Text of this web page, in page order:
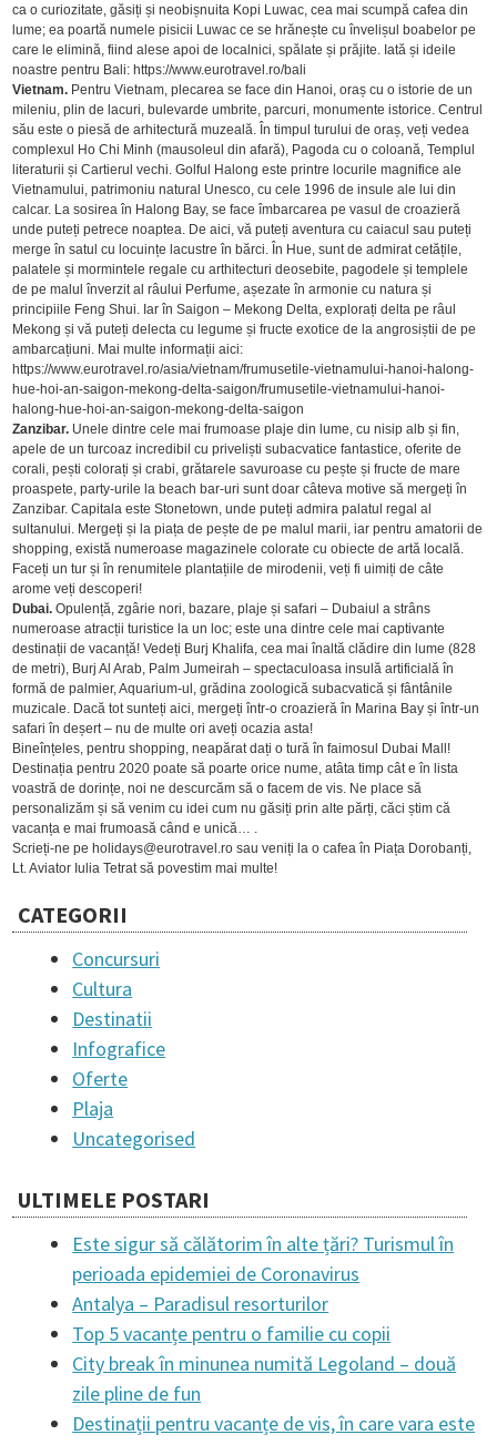
ca o curiozitate, găsiți și neobișnuita Kopi Luwac, cea mai scumpă cafea din
lume; ea poartă numele pisicii Luwac ce se hrănește cu învelișul boabelor pe
care le elimină, fiind alese apoi de localnici, spălate și prăjite. Iată și ideile
noastre pentru Bali: https://www.eurotravel.ro/bali
Vietnam. Pentru Vietnam, plecarea se face din Hanoi, oraș cu o istorie de un
mileniu, plin de lacuri, bulevarde umbrite, parcuri, monumente istorice. Centrul
său este o piesă de arhitectură muzeală. În timpul turului de oraș, veți vedea
complexul Ho Chi Minh (mausoleul din afară), Pagoda cu o coloană, Templul
literaturii și Cartierul vechi. Golful Halong este printre locurile magnifice ale
Vietnamului, patrimoniu natural Unesco, cu cele 1996 de insule ale lui din
calcar. La sosirea în Halong Bay, se face îmbarcarea pe vasul de croazieră
unde puteți petrece noaptea. De aici, vă puteți aventura cu caiacul sau puteți
merge în satul cu locuințe lacustre în bărci. În Hue, sunt de admirat cetățile,
palatele și mormintele regale cu arthitecturi deosebite, pagodele și templele
de pe malul înverzit al râului Perfume, așezate în armonie cu natura și
principiile Feng Shui. Iar în Saigon – Mekong Delta, explorați delta pe râul
Mekong și vă puteți delecta cu legume și fructe exotice de la angrosiștii de pe
ambarcațiuni. Mai multe informații aici:
https://www.eurotravel.ro/asia/vietnam/frumusetile-vietnamului-hanoi-halong-
hue-hoi-an-saigon-mekong-delta-saigon/frumusetile-vietnamului-hanoi-
halong-hue-hoi-an-saigon-mekong-delta-saigon
Zanzibar. Unele dintre cele mai frumoase plaje din lume, cu nisip alb și fin,
apele de un turcoaz incredibil cu priveliști subacvatice fantastice, oferite de
corali, pești colorați și crabi, grătarele savuroase cu pește și fructe de mare
proaspete, party-urile la beach bar-uri sunt doar câteva motive să mergeți în
Zanzibar. Capitala este Stonetown, unde puteți admira palatul regal al
sultanului. Mergeți și la piața de pește de pe malul marii, iar pentru amatorii de
shopping, există numeroase magazinele colorate cu obiecte de artă locală.
Faceți un tur și în renumitele plantațiile de mirodenii, veți fi uimiți de câte
arome veți descoperi!
Dubai.Opulență, zgârie nori, bazare, plaje și safari – Dubaiul a strâns
numeroase atracții turistice la un loc; este una dintre cele mai captivante
destinații de vacanță! Vedeți Burj Khalifa, cea mai înaltă clădire din lume (828
de metri), Burj Al Arab, Palm Jumeirah – spectaculoasa insulă artificială în
formă de palmier, Aquarium-ul, grădina zoologică subacvatică și fântânile
muzicale. Dacă tot sunteți aici, mergeți într-o croazieră în Marina Bay și într-un
safari în deșert – nu de multe ori aveți ocazia asta!
Bineînțeles, pentru shopping, neapărat dați o tură în faimosul Dubai Mall!
Destinația pentru 2020 poate să poarte orice nume, atâta timp cât e în lista
voastră de dorințe, noi ne descurcăm să o facem de vis. Ne place să
personalizăm și să venim cu idei cum nu găsiți prin alte părți, căci știm că
vacanța e mai frumoasă când e unică… .
Scrieți-ne pe holidays@eurotravel.ro sau veniți la o cafea în Piața Dorobanți,
Lt. Aviator Iulia Tetrat să povestim mai multe!
CATEGORII
Concursuri
Cultura
Destinatii
Infografice
Oferte
Plaja
Uncategorised
ULTIMELE POSTARI
Este sigur să călătorim în alte țări? Turismul în
perioada epidemiei de Coronavirus
Antalya – Paradisul resorturilor
Top 5 vacanțe pentru o familie cu copii
City break în minunea numită Legoland – două
zile pline de fun
Destinații pentru vacanțe de vis, în care vara este